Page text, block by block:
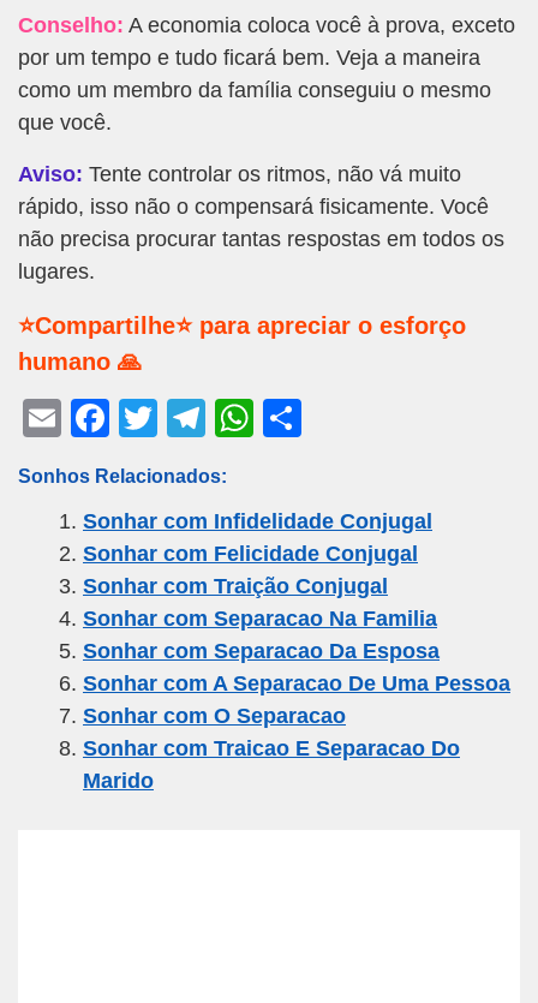
Conselho: A economia coloca você à prova, exceto
por um tempo e tudo ficará bem. Veja a maneira
como um membro da família conseguiu o mesmo
que você.
Aviso: Tente controlar os ritmos, não vá muito
rápido, isso não o compensará fisicamente. Você
não precisa procurar tantas respostas em todos os
lugares.
⭐Compartilhe⭐ para apreciar o esforço
humano 🙏
E
ail
F
c
e
b
o
o
k
T
tt
er
T
e
gr
a
m
W
s
A
p
p
e
Sonhos Relacionados:
Sonhar com Infidelidade Conjugal
Sonhar com Felicidade Conjugal
Sonhar com Traição Conjugal
Sonhar com Separacao Na Familia
Sonhar com Separacao Da Esposa
Sonhar com A Separacao De Uma Pessoa
Sonhar com O Separacao
Sonhar com Traicao E Separacao Do
Marido